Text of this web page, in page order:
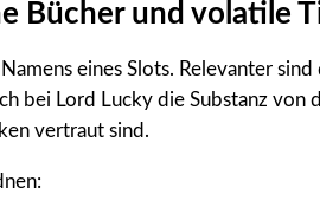
Bücher und volatile
eines Slots. Relevanter
bei Lord Lucky die Substanz
vertraut sind.